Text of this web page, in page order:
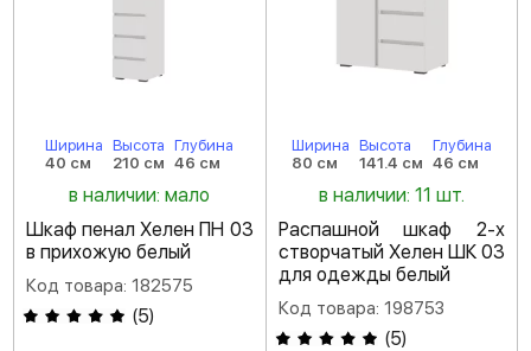
Ширина
40 см
Высота
210 см
Глубина
46 см
в наличии: мало
Шкаф пенал Хелен ПН 03
в прихожую белый
Код товара: 182575
(5)
Ширина
80 см
Высота
141.4 см
Глубина
46 см
в наличии: 11 шт.
Распашной шкаф 2-х
створчатый Хелен ШК 03
для одежды белый
Код товара: 198753
(5)